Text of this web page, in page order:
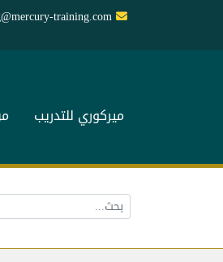
training.com
ميركوري للتدريب